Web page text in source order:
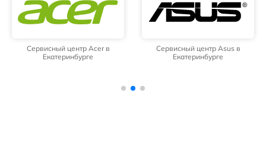
Сервисный центр Acer в
Екатеринбурге
Сервисный центр Asus в
Екатеринбурге